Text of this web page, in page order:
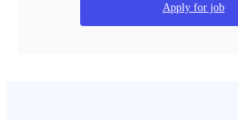
Apply for job